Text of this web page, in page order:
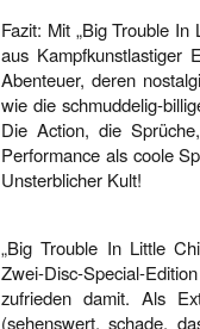
Fazit: Mit „Big Trouble
aus Kampfkunstlastiger
Abenteuer, deren
wie die schmuddelig-
Die Action, die
Performance als coole
Unsterblicher Kult!
„Big Trouble In Little
Zwei-Disc-Special-
zufrieden damit. Als
(sehenswert, schade,